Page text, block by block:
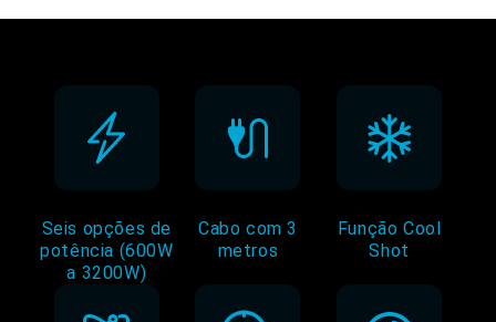
Seis opções de
potência (600W
a 3200W)
Cabo com 3
metros
Função Cool
Shot